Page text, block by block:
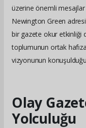
üzerine önemli mesajlar
Newington Green
bir gazete okur etkinliği
toplumunun ortak
vizyonunun
Olay
Yolculuğu